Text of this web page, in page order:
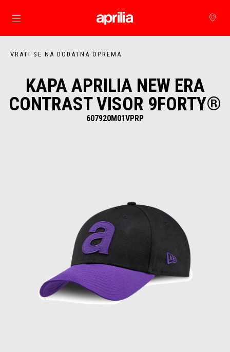
Idi na glavni izbornik
VRATI SE NA DODATNA OPREMA
KAPA APRILIA NEW ERA
CONTRAST VISOR 9FORTY®
607920M01VPRP